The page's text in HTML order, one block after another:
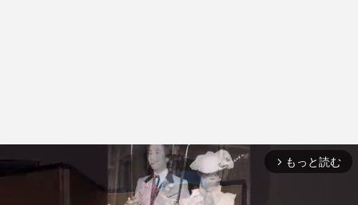
arrow_forward_ios もっと読む